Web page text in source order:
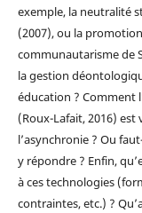
exemple, la neutralité
(2007), ou la
communautarisme de
la gestion
éducation ? Comment
(Roux-Lafait, 2016) est
l’asynchronie ? Ou
y répondre ? Enfin,
à ces technologies
contraintes, etc.) ?